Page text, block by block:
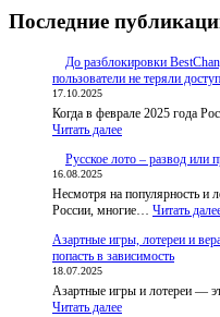
Последние
До разблокировки
пользователи не теряли
17.10.2025
Когда в феврале 2025 года
Читать далее:
разблокировки
запустил
приложения
бот,
чтобы
не
теряли
Русское лото – развод или
16.08.2025
Несмотря на популярность и
России, многие… Читать
Азартные игры, лотереи и
попасть в зависимость
18.07.2025
Азартные игры и лотереи —
Читать далее: